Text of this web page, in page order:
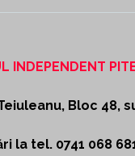
INDEPENDENT
Bloc 48,
la tel. 0741 068